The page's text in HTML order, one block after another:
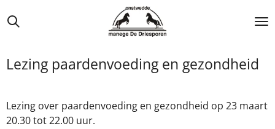
direct
de
hoofdinhoud
Lezing paardenvoeding en gezondheid
Lezing over paardenvoeding en gezondheid op 23 maart
20.30 tot 22.00 uur.